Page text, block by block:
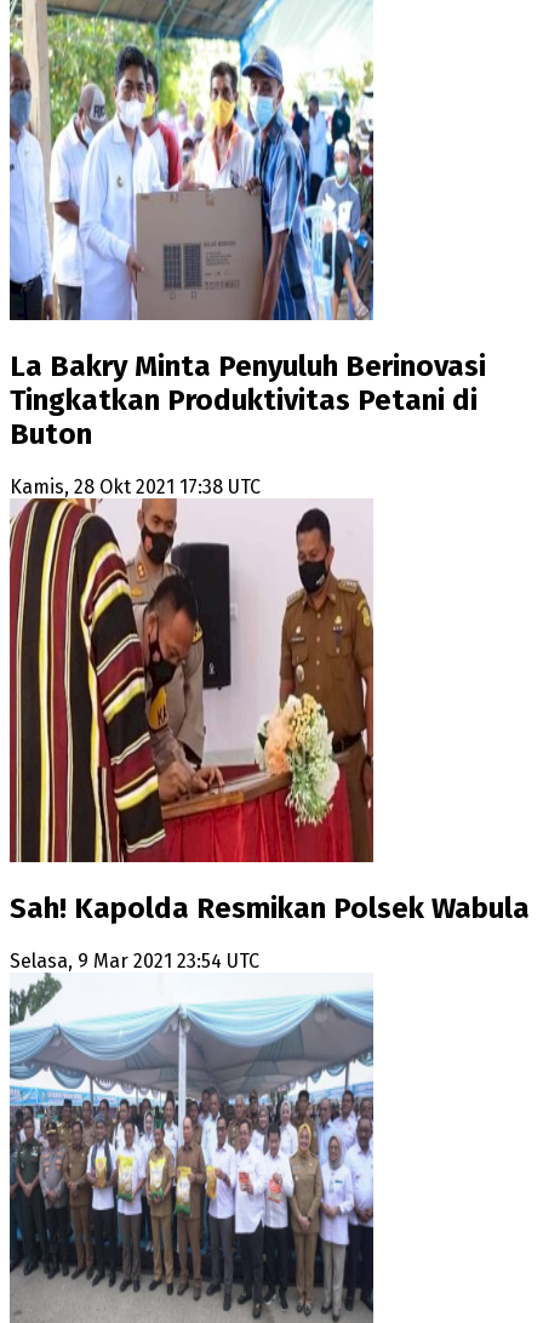
La Bakry Minta Penyuluh Berinovasi
Tingkatkan Produktivitas Petani di
Buton
Kamis, 28 Okt 2021 17:38 UTC
Sah! Kapolda Resmikan Polsek Wabula
Selasa, 9 Mar 2021 23:54 UTC